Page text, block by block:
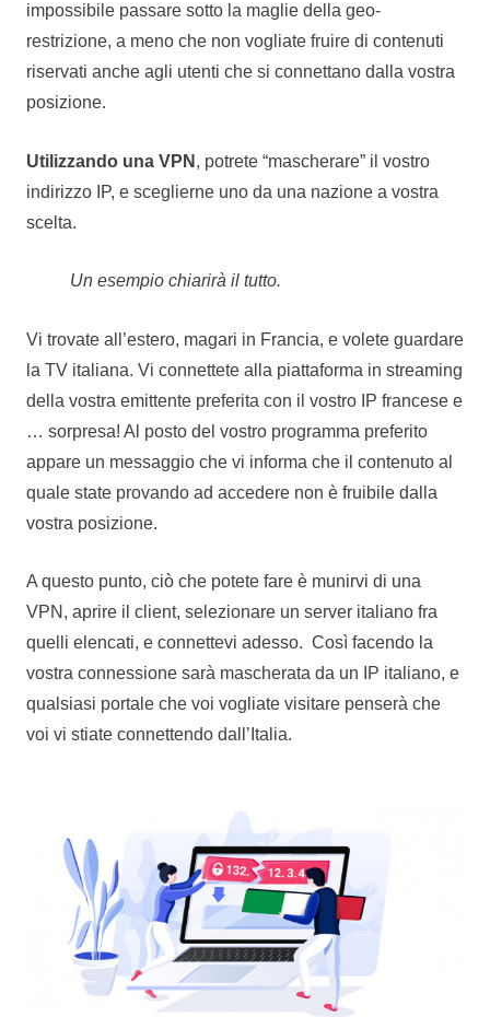
impossibile passare sotto la maglie della geo-
restrizione, a meno che non vogliate fruire di contenuti
riservati anche agli utenti che si connettano dalla vostra
posizione.
Utilizzando una VPN , potrete “mascherare” il vostro
indirizzo IP, e sceglierne uno da una nazione a vostra
scelta.
Un esempio chiarirà il tutto.
Vi trovate all’estero, magari in Francia, e volete guardare
la TV italiana. Vi connettete alla piattaforma in streaming
della vostra emittente preferita con il vostro IP francese e
… sorpresa! Al posto del vostro programma preferito
appare un messaggio che vi informa che il contenuto al
quale state provando ad accedere non è fruibile dalla
vostra posizione.
A questo punto, ciò che potete fare è munirvi di una
VPN, aprire il client, selezionare un server italiano fra
quelli elencati, e connettevi adesso. Così facendo la
vostra connessione sarà mascherata da un IP italiano, e
qualsiasi portale che voi vogliate visitare penserà che
voi vi stiate connettendo dall’Italia.